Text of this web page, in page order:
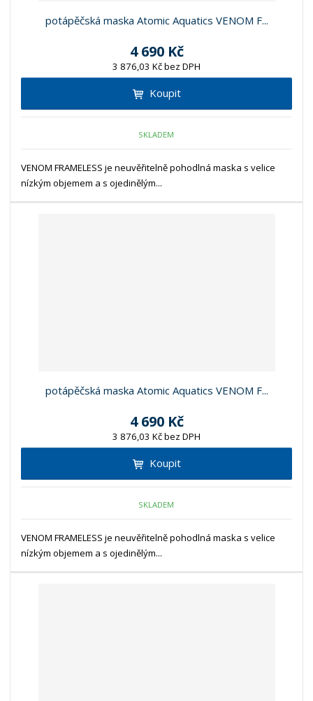
potápěčská maska Atomic Aquatics VENOM F...
4 690 Kč
3 876,03 Kč bez DPH
Koupit
SKLADEM
VENOM FRAMELESS je neuvěřitelně pohodlná maska s velice
nízkým objemem a s ojedinělým...
potápěčská maska Atomic Aquatics VENOM F...
4 690 Kč
3 876,03 Kč bez DPH
Koupit
SKLADEM
VENOM FRAMELESS je neuvěřitelně pohodlná maska s velice
nízkým objemem a s ojedinělým...